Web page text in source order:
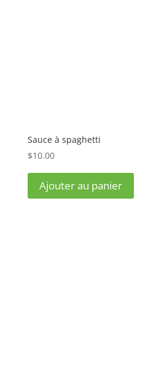
Sauce à spaghetti
$10.00
Ajouter au panier